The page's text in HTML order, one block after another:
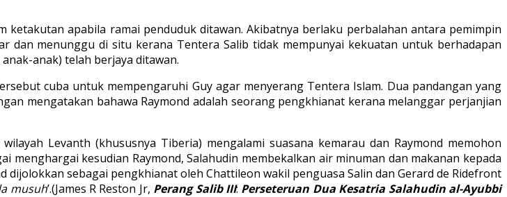
apabila ramai penduduk ditawan. Akibatnya berlaku perbalahan antara pemimpin
dan menunggu di situ kerana Tentera Salib tidak mempunyai kekuatan untuk berhadapan
anak) telah berjaya ditawan.
cuba untuk mempengaruhi Guy agar menyerang Tentera Islam. Dua pandangan yang
mengatakan bahawa Raymond adalah seorang pengkhianat kerana melanggar perjanjian
Levanth (khususnya Tiberia) mengalami suasana kemarau dan Raymond memohon
menghargai kesudian Raymond, Salahudin membekalkan air minuman dan makanan kepada
sebagai pengkhianat oleh Chattileon wakil penguasa Salin dan Gerard de Ridefront
musuh’.(James R Reston Jr, Perang Salib III: Perseteruan Dua Kesatria Salahudin al-Ayubbi